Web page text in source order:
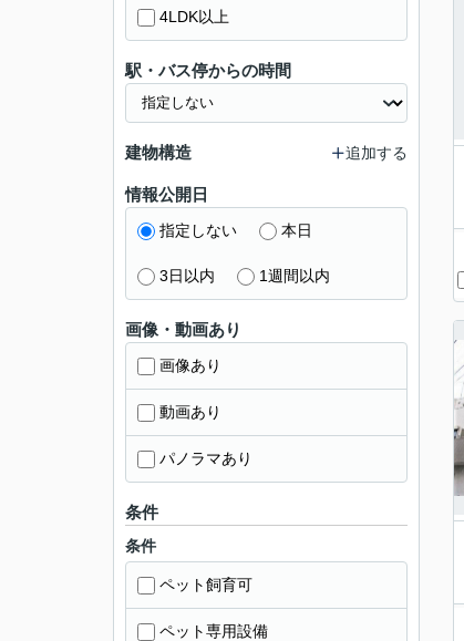
4LDK以上
駅・バス停からの時間
建物構造 追加する
情報公開日
指定しない 本日
3日以内 1週間以内
画像・動画あり
画像あり
動画あり
パノラマあり
条件
条件
ペット飼育可
ペット専用設備